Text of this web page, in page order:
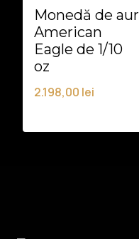
Monedă de aur
American
Eagle de 1/10
oz
2.198,00 lei